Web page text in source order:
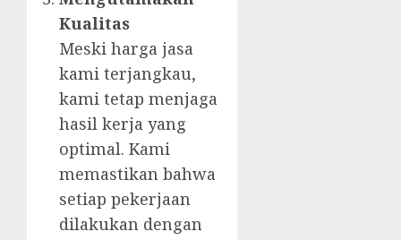
Kualitas
Meski harga jasa
kami terjangkau,
kami tetap menjaga
hasil kerja yang
optimal. Kami
memastikan bahwa
setiap pekerjaan
dilakukan dengan